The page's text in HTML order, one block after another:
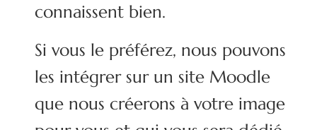
connaissent bien.
Si vous le préférez, nous pouvons
les intégrer sur un site Moodle
que nous créerons à votre image